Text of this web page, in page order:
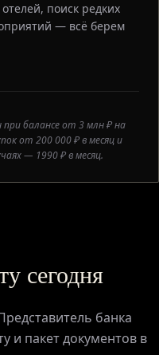
поиск редких
— всё берем
при балансе от 3 млн ₽ на
от 200 000 ₽ в месяц и
— 1990 ₽ в месяц.
сегодня
банка
и пакет документов в